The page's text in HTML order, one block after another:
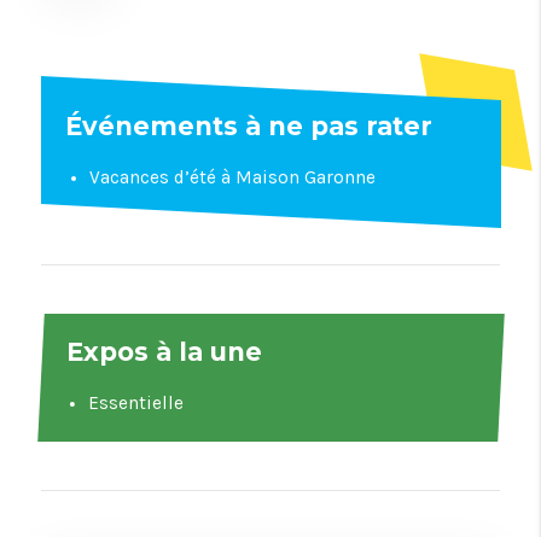
Événements à ne pas rater
Vacances d’été à Maison Garonne
Expos à la une
Essentielle